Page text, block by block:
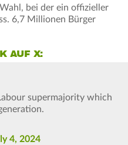
bei der ein offizieller
6,7 Millionen Bürger
AUF X:
supermajority which
4, 2024